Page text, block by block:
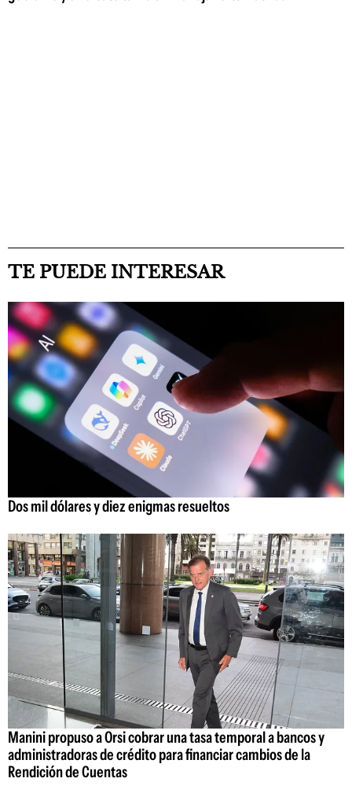
TE PUEDE INTERESAR
Dos mil dólares y diez enigmas resueltos
Manini propuso a Orsi cobrar una tasa temporal a bancos y
administradoras de crédito para financiar cambios de la
Rendición de Cuentas